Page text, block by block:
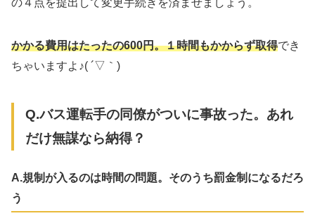
の４点を提出して変更手続きを済ませましょう。
かかる費用はたったの600円。１時間もかからず取得でき
ちゃいますよ♪( ´▽｀)
Q.バス運転手の同僚がついに事故った。あれ
だけ無謀なら納得？
A.規制が入るのは時間の問題。そのうち罰金制になるだろ
う